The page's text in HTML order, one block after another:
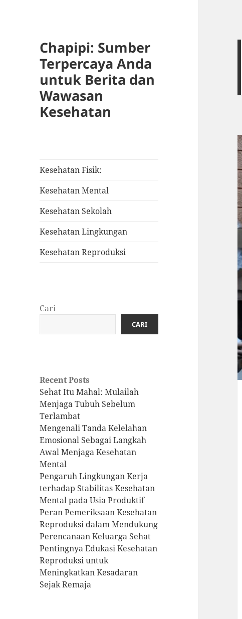
Chapipi: Sumber
Terpercaya Anda
untuk Berita dan
Wawasan
Kesehatan
Kesehatan Fisik:
Kesehatan Mental
Kesehatan Sekolah
Kesehatan Lingkungan
Kesehatan Reproduksi
Cari
CARI
Recent Posts
Sehat Itu Mahal: Mulailah
Menjaga Tubuh Sebelum
Terlambat
Mengenali Tanda Kelelahan
Emosional Sebagai Langkah
Awal Menjaga Kesehatan
Mental
Pengaruh Lingkungan Kerja
terhadap Stabilitas Kesehatan
Mental pada Usia Produktif
Peran Pemeriksaan Kesehatan
Reproduksi dalam Mendukung
Perencanaan Keluarga Sehat
Pentingnya Edukasi Kesehatan
Reproduksi untuk
Meningkatkan Kesadaran
Sejak Remaja